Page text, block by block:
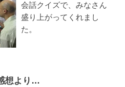
会話クイズで、みなさん
盛り上がってくれまし
た。
想より…